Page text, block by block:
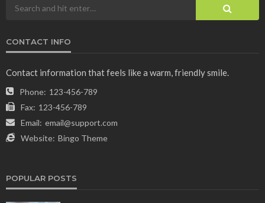
CONTACT INFO
Contact information that feels like a warm, friendly smile.
Phone: 123-456-789
Fax: 123-456-789
Email: email@support.com
Website: Bingo Theme
POPULAR POSTS